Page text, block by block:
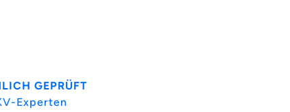
GEPRÜFT
Experten